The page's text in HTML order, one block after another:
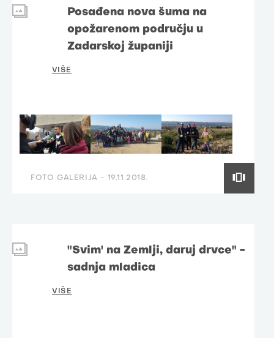
Posađena nova šuma na
opožarenom području u
Zadarskoj županiji
VIŠE
FOTO GALERIJA - 19.11.2018.
"Svim' na Zemlji, daruj drvce" -
sadnja mladica
VIŠE